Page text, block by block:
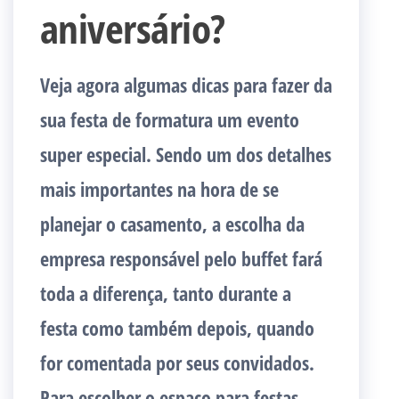
aniversário?
Veja agora algumas dicas para fazer da
sua festa de formatura um evento
super especial. Sendo um dos detalhes
mais importantes na hora de se
planejar o casamento, a escolha da
empresa responsável pelo buffet fará
toda a diferença, tanto durante a
festa como também depois, quando
for comentada por seus convidados.